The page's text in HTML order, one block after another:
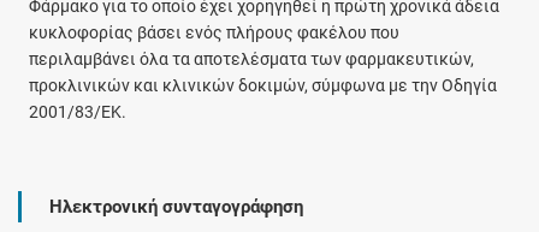
Φάρμακο για το οποίο έχει χορηγηθεί η πρώτη χρονικά άδεια
κυκλοφορίας βάσει ενός πλήρους φακέλου που
περιλαμβάνει όλα τα αποτελέσματα των φαρμακευτικών,
προκλινικών και κλινικών δοκιμών, σύμφωνα με την Οδηγία
2001/83/ΕΚ.
Ηλεκτρονική συνταγογράφηση